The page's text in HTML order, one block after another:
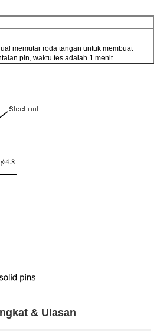
memutar roda tangan untuk membuat
pin, waktu tes adalah 1 menit
& Ulasan